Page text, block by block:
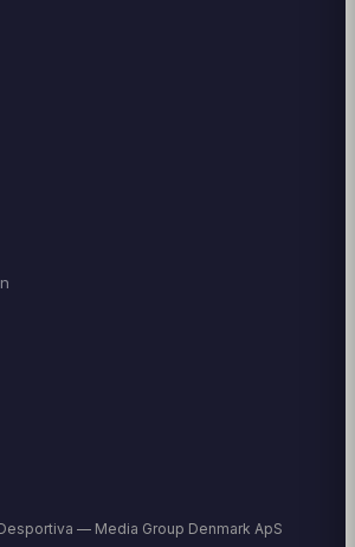
— Media Group Denmark ApS